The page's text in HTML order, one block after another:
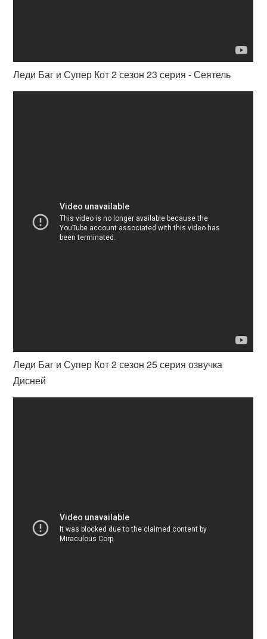
Леди Баг и Супер Кот 2 сезон 23 серия - Сеятель
Леди Баг и Супер Кот 2 сезон 25 серия озвучка
Дисней